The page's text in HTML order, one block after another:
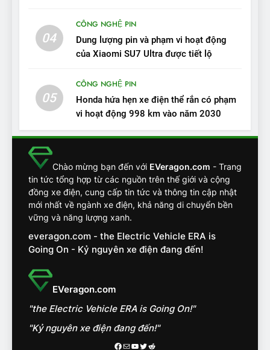
đồng
12
VinFast VF7 – Mẫu xe cá
ĐÁNH GIÁ XE
Chuyên gia tiết lộ bài test
đối về an toàn trên VinFast
VF8
ĐÁNH GIÁ XE
14
VinFast VF7 đang bỏ xa
như thế nào?
ĐÁNH GIÁ XE
15
‘cảnh vệ’ ADAS, ‘trợ lý’ ViVi
trên ngàn dặm đường
CÔNG NGHỆ AI, TỰ LÁI, ADAS,
ROBOTAXI
ĐÁNH GIÁ XE
04
CÔNG NGHỆ PIN
Dung lượng pin và phạm vi hoạt động
của Xiaomi SU7 Ultra được tiết lộ
05
CÔNG NGHỆ PIN
Honda hứa hẹn xe điện thể rắn có phạm
vi hoạt động 998 km vào năm 2030
Chào mừng bạn đến với EVeragon.com - Trang
tin tức tổng hợp từ các nguồn trên thế giới và cộng
đồng xe điện, cung cấp tin tức và thông tin cập nhật
mới nhất về ngành xe điện, khả năng di chuyển bền
vững và năng lượng xanh.
everagon.com - the Electric Vehicle ERA is
Going On - Kỷ nguyên xe điện đang đến!
EVeragon.com
"the Electric Vehicle ERA is Going On!"
"Kỷ nguyên xe điện đang đến!"
Facebook
MailYoutube
Twitter